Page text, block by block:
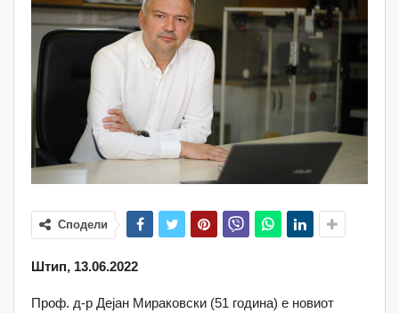
Сподели
Штип, 13.06.2022
Проф. д-р Дејан Мираковски (51 година) е новиот